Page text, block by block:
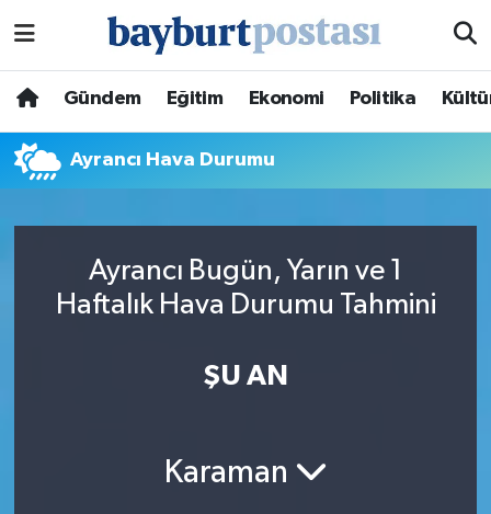
Gündem Eğitim Ekonomi Politika
Ayrancı Hava Durumu
Ayrancı Bugün, Yarın ve 1
Haftalık Hava Durumu Tahmini
ŞU AN
Karaman
Hava Durumu
Süper Lig Puan Durumu ve Fikstür